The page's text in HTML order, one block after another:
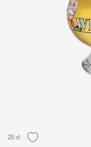
25 cl